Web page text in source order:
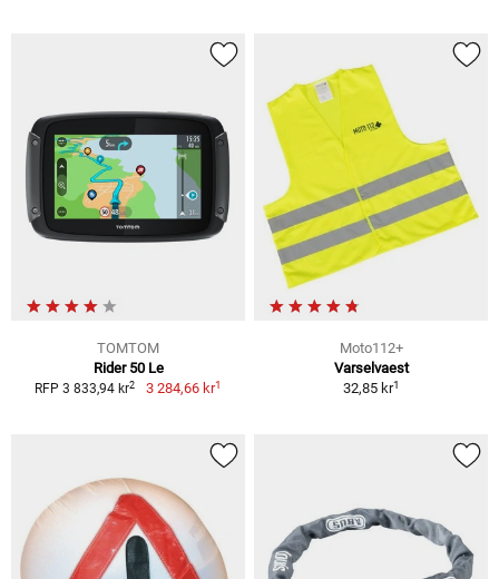
TOMTOM
Rider 50 Le
RFP 3 833,94 kr2 3 284,66 kr1
Moto112+
Varselvaest
32,85 kr1